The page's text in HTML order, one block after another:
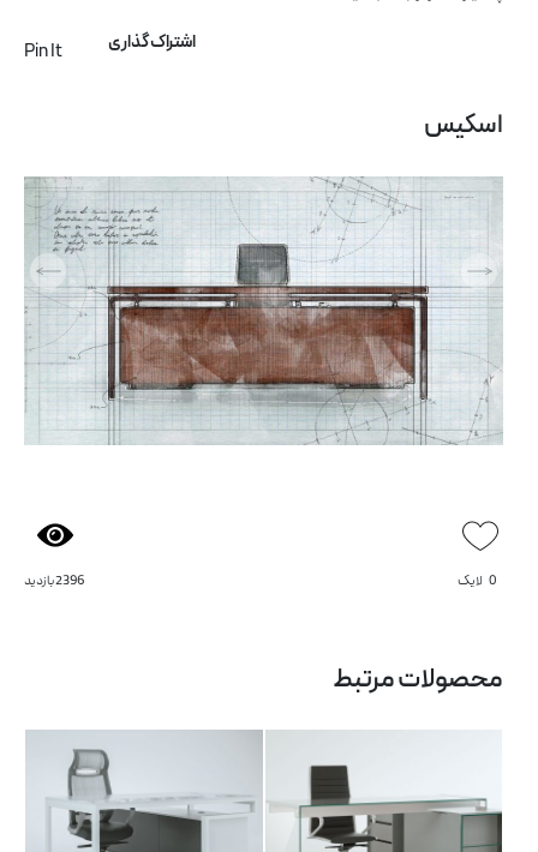
Pin It اشتراک گذاری
اسکیس
0 لایک 2396 بازدید
محصولات مرتبط
میز کارشناسی الیا میز کارشناسی باو